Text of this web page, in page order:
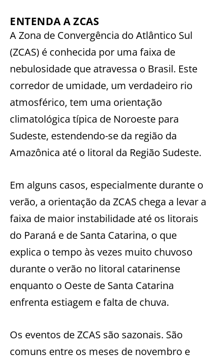
ENTENDA A ZCAS
A Zona de Convergência do Atlântico Sul
(ZCAS) é conhecida por uma faixa de
nebulosidade que atravessa o Brasil. Este
corredor de umidade, um verdadeiro rio
atmosférico, tem uma orientação
climatológica típica de Noroeste para
Sudeste, estendendo-se da região da
Amazônica até o litoral da Região Sudeste.
Em alguns casos, especialmente durante o
verão, a orientação da ZCAS chega a levar a
faixa de maior instabilidade até os litorais
do Paraná e de Santa Catarina, o que
explica o tempo às vezes muito chuvoso
durante o verão no litoral catarinense
enquanto o Oeste de Santa Catarina
enfrenta estiagem e falta de chuva.
Os eventos de ZCAS são sazonais. São
comuns entre os meses de novembro e